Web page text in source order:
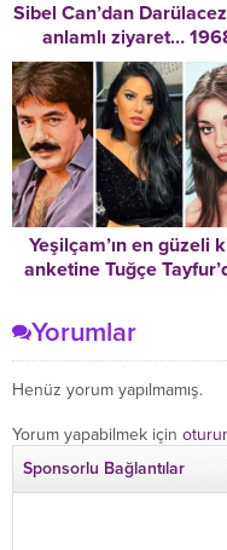
Sibel Can’dan
anlamlı ziyaret…
Türkiye Güzeli’ne
verdi!
Yeşilçam’ın en güzeli
anketine Tuğçe
susarım
Yorumlar
Henüz yorum yapılmamış.
Yorum yapabilmek için
Sponsorlu Bağlantılar